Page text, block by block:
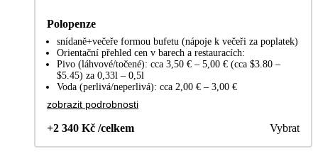
Polopenze
snídaně+večeře formou bufetu (nápoje k večeři za poplatek)
Orientační přehled cen v barech a restauracích:
Pivo (láhvové/točené): cca 3,50 € – 5,00 € (cca $3.80 –
$5.45) za 0,33l – 0,5l
Voda (perlivá/neperlivá): cca 2,00 € – 3,00 €
zobrazit podrobnosti
+2 340 Kč /celkem Vybrat